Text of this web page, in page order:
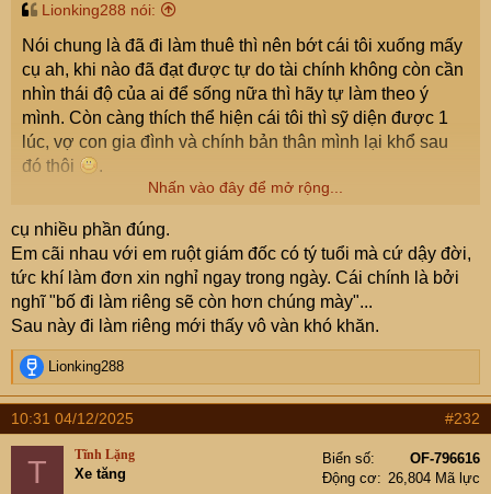
Lionking288 nói:
Nói chung là đã đi làm thuê thì nên bớt cái tôi xuống mấy
cụ ah, khi nào đã đạt được tự do tài chính không còn cần
nhìn thái độ của ai để sống nữa thì hãy tự làm theo ý
mình. Còn càng thích thể hiện cái tôi thì sỹ diện được 1
lúc, vợ con gia đình và chính bản thân mình lại khổ sau
đó thôi
.
quyền hạn thì tỏ ra coi trời bằng vung, nghĩ mình là ngôi
sao của công ty và không thể thay thế. Nhưng thực ra là
ảo tưởng sức mạnh, phải biết rằng "không cô thì chợ vẫn
vui thôi", nếu giỏi thì tự tách ra mà bơi xem khi làm chủ
nó khổ ntn
Nhấn vào đây để mở rộng...
cụ nhiều phần đúng.
Em cãi nhau với em ruột giám đốc có tý tuổi mà cứ dậy đời,
tức khí làm đơn xin nghỉ ngay trong ngày. Cái chính là bởi
nghĩ "bố đi làm riêng sẽ còn hơn chúng mày"...
Sau này đi làm riêng mới thấy vô vàn khó khăn.
R
e
a
c
t
Lionking288
10:31 04/12/2025 #232
T Tĩnh Lặng
Xe tăng
Biển số
OF-796616
Động cơ
26,804 Mã lực